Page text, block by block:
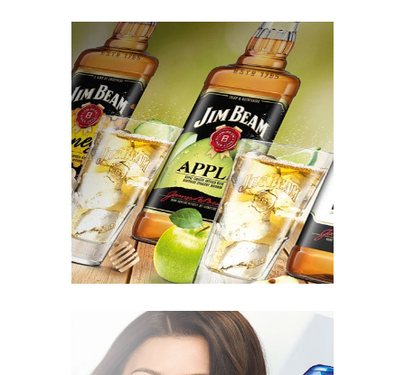
Gillette – Robert Lewandowski
Jim Beam – letnie odświeżenie